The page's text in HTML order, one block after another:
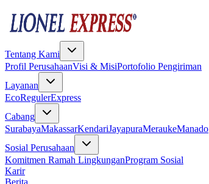
Tentang Kami
Profil PerusahaanVisi & MisiPortofolio Pengiriman
Layanan
EcoRegulerExpress
Cabang
SurabayaMakassarKendariJayapuraMeraukeManado
Sosial Perusahaan
Komitmen Ramah LingkunganProgram Sosial
Karir
Berita